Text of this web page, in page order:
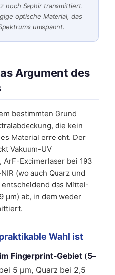
noch Saphir transmittiert.
optische Material, das
umspannt.
Argument des
bestimmten Grund
die kein
Material erreicht. Der
Vakuum-UV
Excimerlaser bei 193
(wo auch Quarz und
das Mittel-
µm) ab, in dem weder
Wahl ist
Fingerprint-Gebiet (5–
5 µm, Quarz bei 2,5